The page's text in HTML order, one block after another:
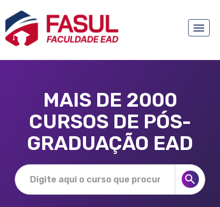
Toggle
MAIS DE 2000
CURSOS DE PÓS-
GRADUAÇÃO EAD